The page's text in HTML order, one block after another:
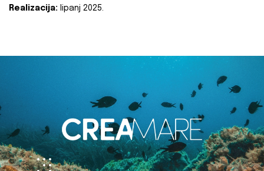
Realizacija: lipanj 2025.